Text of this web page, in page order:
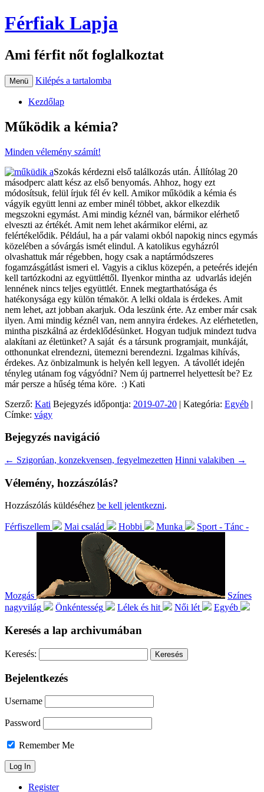
Férfiak Lapja
Ami férfit nőt foglalkoztat
Menü Kilépés a tartalomba
Kezdőlap
Működik a kémia?
Minden vélemény számít!
Szokás kérdezni első találkozás után. Állítólag 20
másodperc alatt kész az első benyomás. Ahhoz, hogy ezt
módosítsuk, felül írjuk fél év kell. Amikor működik a kémia és
vágyik együtt lenni az ember minél többet, akkor elkezdik
megszokni egymást. Ami mindig kéznél van, bármikor elérhető
elveszti az értékét. Amit nem lehet akármikor elérni, az
felértékelődik. Például, ha a pár valami okból napokig nincs egymás
közelében a sóvárgás ismét elindul. A katolikus egyházról
olvashattuk már régebben, hogy csak a naptármódszeres
fogamzásgátlást ismeri el. Vagyis a ciklus közepén, a peteérés idején
kell tartózkodni az együttléttől. Ilyenkor mintha az udvarlás idején
lennének nincs teljes együttlét. Ennek megtarthatósága és
hatékonysága egy külön témakör. A lelki oldala is érdekes. Amit
nem lehet, azt jobban akarjuk. Oda leszünk érte. Az ember már csak
ilyen. Ami mindig kéznél van, nem annyira érdekes. Az elérhetetlen,
mintha piszkálná az érdeklődésünket. Hogyan tudjuk mindezt tudva
alakítani az életünket? A saját és a társunk programjait, munkáját,
otthonunkat elrendezni, ütemezni berendezni. Izgalmas kihívás,
érdekes. Az önbizalmunk is helyén kell legyen. A távollét idején
tényleg utánam fog vágyódni? Nem új partnerrel helyettesít be? Ez
már persze a hűség téma köre. :) Kati
Szerző: Kati Bejegyzés időpontja: 2019-07-20 | Kategória: Egyéb |
Címke: vágy
Bejegyzés navigáció
← Szigorúan, konzekvensen, fegyelmezetten Hinni valakiben →
Vélemény, hozzászólás?
Hozzászólás küldéséhez be kell jelentkezni.
Férfiszellem Mai család Hobbi Munka Sport - Tánc -
Mozgás
Színes
nagyvilág
Önkéntesség Lélek és hit Női lét Egyéb
Keresés a lap archivumában
Keresés:
Bejelentkezés
Username
Password
Remember Me
Register